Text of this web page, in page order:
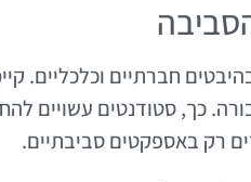
חברתיים וכלכליים.
כך, סטודנטים עשויים
רק באספקטים סביבתיים.